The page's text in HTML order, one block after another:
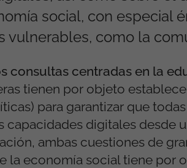
social, con especial
vulnerables, como la
consultas centradas en la
tienen por objeto
para garantizar que
digitales desde
ambas cuestiones de
la economía social tiene por